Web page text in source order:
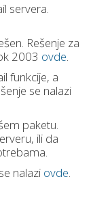
servera.
Rešenje za
2003 ovde.
funkcije, a
se nalazi
paketu.
ili da
nalazi ovde.